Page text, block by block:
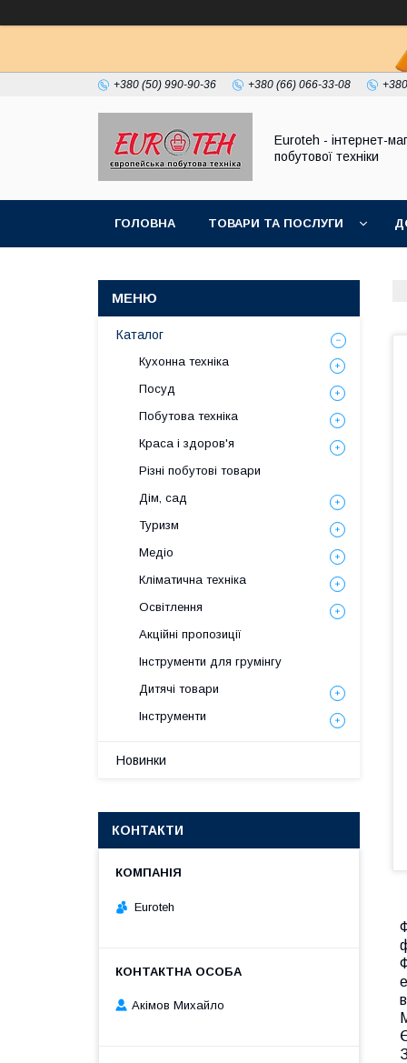
+380 (50) 990-90-36 +380 (66) 066-33-08
Euroteh - інтернет-
побутової техніки
ГОЛОВНА ТОВАРИ ТА ПОСЛУГИ
Каталог
Кухонна техніка
Посуд
Побутова техніка
Краса і здоров'я
Різні побутові товари
Дім, сад
Туризм
Медіо
Кліматична техніка
Освітлення
Акційні пропозиції
Інструменти для грумінгу
Дитячі товари
Інструменти
Новинки
КОНТАКТИ
Euroteh
Акімов Михайло